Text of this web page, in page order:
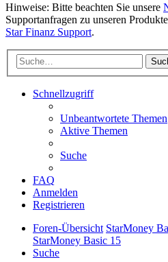
Hinweise: Bitte beachten Sie unsere
Supportanfragen zu unseren
Star Finanz Support.
Schnellzugriff
Unbeantwortete Themen
Aktive Themen
Suche
FAQ
Anmelden
Registrieren
Foren-Übersicht StarMoney
StarMoney Basic 15
Suche